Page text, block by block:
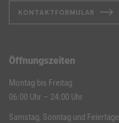
KONTAKTFORMULAR
Öffnungszeiten
Montag bis Freitag
06:00 Uhr – 24:00 Uhr
Samstag, Sonntag und Feiertage